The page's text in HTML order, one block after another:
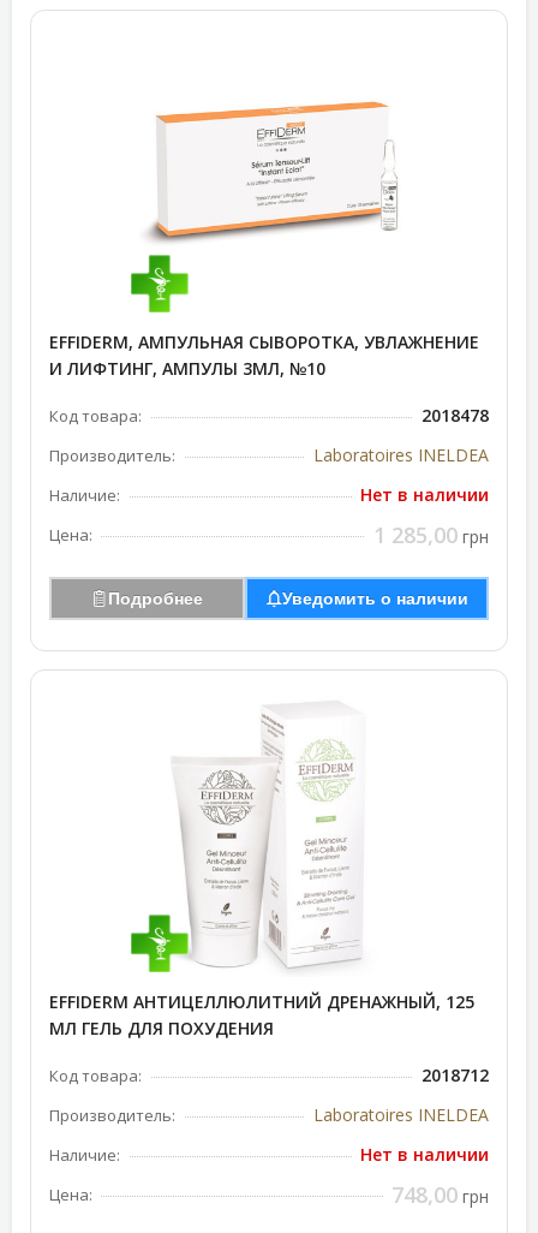
EFFIDERM, АМПУЛЬНАЯ СЫВОРОТКА, УВЛАЖНЕНИЕ
И ЛИФТИНГ, АМПУЛЫ 3МЛ, №10
Код товара: 2018478
Производитель: Laboratoires INELDEA
Наличие: Нет в наличии
Цена: 1 285,00 грн
Подробнее Уведомить о наличии
EFFIDERM АНТИЦЕЛЛЮЛИТНИЙ ДРЕНАЖНЫЙ, 125
МЛ ГЕЛЬ ДЛЯ ПОХУДЕНИЯ
Код товара: 2018712
Производитель: Laboratoires INELDEA
Наличие: Нет в наличии
Цена: 748,00 грн